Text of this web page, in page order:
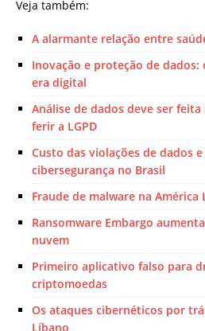
Veja também:
A alarmante relação entre
Inovação e proteção de
era digital
Análise de dados deve ser
ferir a LGPD
Custo das violações de dados
cibersegurança no Brasil
Fraude de malware na América
Ransomware Embargo
nuvem
Primeiro aplicativo falso para
criptomoedas
Os ataques cibernéticos por
Líbano